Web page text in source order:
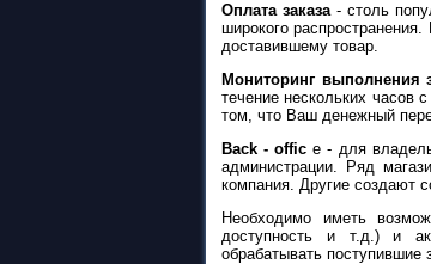
Оплата заказа- столь
широкого
доставившему товар.
Мониторинг выполнения
течение нескольких часов
том, что Ваш денежный
Back - offic e - для
администрации. Ряд
компания. Другие создают
Необходимо иметь
доступность и т.д.) и
обрабатывать поступившие